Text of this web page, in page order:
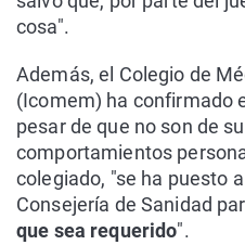
cosa".
Además, el Colegio de
(Icomem) ha confirmado
pesar de que no son de
comportamientos
colegiado, "se ha puesto
Consejería de Sanidad
que sea requerido".